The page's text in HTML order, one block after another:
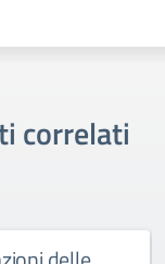
correlati